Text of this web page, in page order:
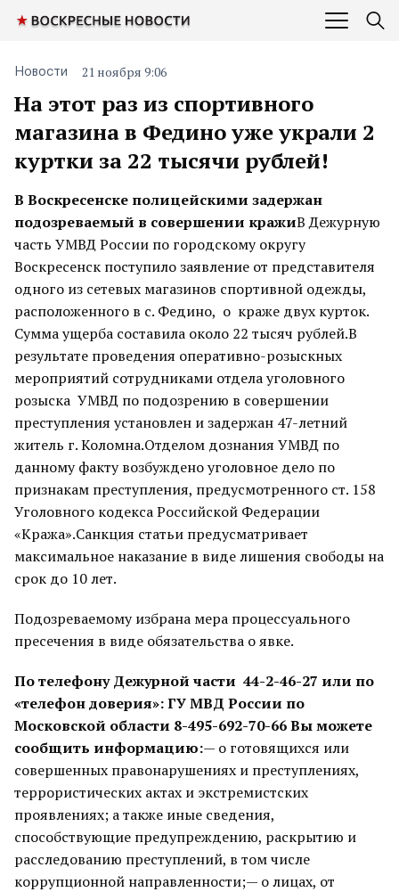
На этот раз из спортивного
магазина в Федино уже украли 2
куртки за 22 тысячи рублей!
Новости 21 ноября 9:06
В Воскресенске полицейскими задержан
подозреваемый в совершении кражиВ Дежурную
часть УМВД России по городскому округу
Воскресенск поступило заявление от представителя
одного из сетевых магазинов спортивной одежды,
расположенного в с. Федино, о краже двух курток.
Сумма ущерба составила около 22 тысяч рублей.В
результате проведения оперативно-розыскных
мероприятий сотрудниками отдела уголовного
розыска УМВД по подозрению в совершении
преступления установлен и задержан 47-летний
житель г. Коломна.Отделом дознания УМВД по
данному факту возбуждено уголовное дело по
признакам преступления, предусмотренного ст. 158
Уголовного кодекса Российской Федерации
«Кража».Санкция статьи предусматривает
максимальное наказание в виде лишения свободы на
срок до 10 лет.
Подозреваемому избрана мера процессуального
пресечения в виде обязательства о явке.
По телефону Дежурной части 44-2-46-27 или по
«телефон доверия»: ГУ МВД России по
Московской области 8-495-692-70-66 Вы можете
сообщить информацию:— о готовящихся или
совершенных правонарушениях и преступлениях,
террористических актах и экстремистских
проявлениях; а также иные сведения,
способствующие предупреждению, раскрытию и
расследованию преступлений, в том числе
коррупционной направленности;— о лицах, от